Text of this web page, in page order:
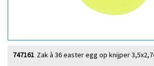
Zak à 36 easter egg op knijper
747161